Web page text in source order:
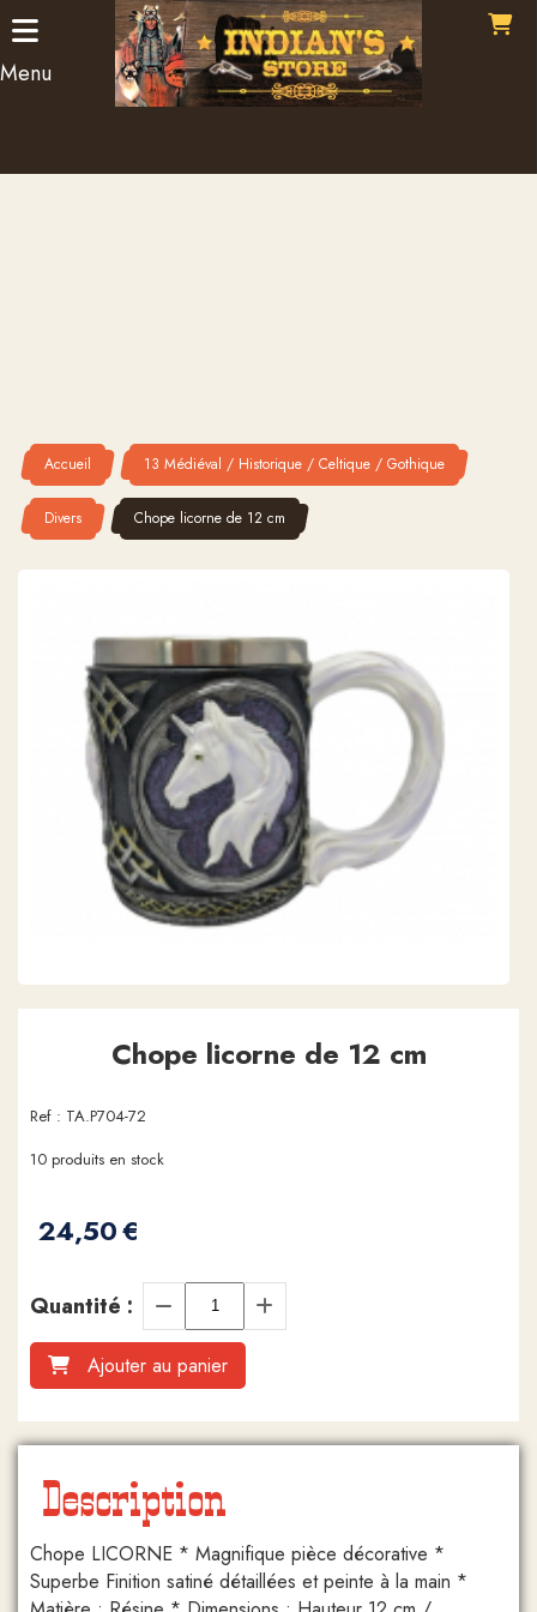
Menu
Accueil 13 Médiéval / Historique / Celtique / Gothique
Divers Chope licorne de 12 cm
Chope licorne de 12 cm
Ref : TA.P704-72
24,50€
10 produits en stock
Quantité :
Ajouter au panier
Description
Chope LICORNE * Magnifique pièce décorative *
Superbe Finition satiné détaillées et peinte à la main *
Panneau de gestion des cookies